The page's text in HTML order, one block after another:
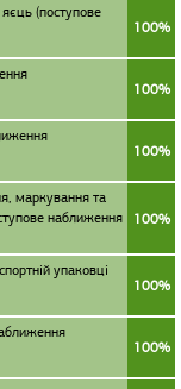
(поступове
100%
100%
100%
маркування та
наближення
100%
упаковці
100%
100%